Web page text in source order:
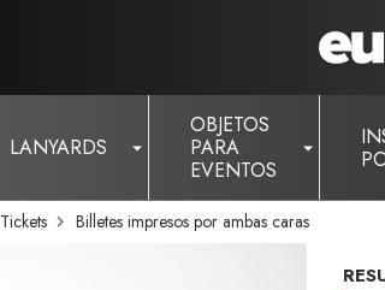
LANYARDS
OBJETOS
PARA
EVENTOS
Tickets Billetes impresos por ambas caras